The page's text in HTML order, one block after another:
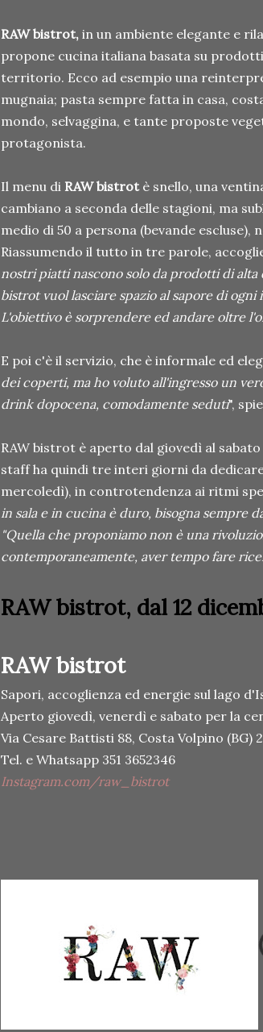
RAW bistrot, in un ambiente elegante e
propone cucina italiana basata su
territorio. Ecco ad esempio una
mugnaia; pasta sempre fatta in casa,
mondo, selvaggina, e tante proposte
protagonista.
Il menu di RAW bistrotè snello, una
cambiano a seconda delle stagioni, ma
medio di 50 a persona (bevande escluse),
Riassumendo il tutto in tre parole,
nostri piatti nascono solo da prodotti di alta
bistrot vuol lasciare spazio al sapore di
L'obiettivo è sorprendere ed andare oltre
E poi c'è il servizio, che è informale ed
dei coperti, ma ho voluto all'ingresso un
drink dopocena, comodamente seduti",
RAW bistrot è aperto dal giovedì al
staff ha quindi tre interi giorni da
mercoledì), in controtendenza ai ritmi
in sala e in cucina è duro, bisogna sempre
"Quella che proponiamo non è una
contemporaneamente, aver tempo fare
RAW bistrot, dal 12
RAW bistrot
Sapori, accoglienza ed energie sul lago
Aperto giovedì, venerdì e sabato per la
Via Cesare Battisti 88, Costa Volpino (BG)
Tel. e Whatsapp 351 3652346
Instagram.com/raw_bistrot